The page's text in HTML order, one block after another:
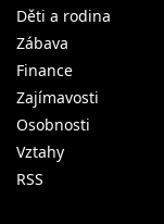
Děti a rodina
Zábava
Finance
Zajímavosti
Osobnosti
Vztahy
RSS